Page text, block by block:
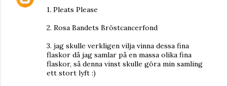
1. Pleats Please
2. Rosa Bandets Bröstcancerfond
3. jag skulle verkligen vilja vinna dessa fina
flaskor då jag samlar på en massa olika fina
flaskor, så denna vinst skulle göra min samling
ett stort lyft :)